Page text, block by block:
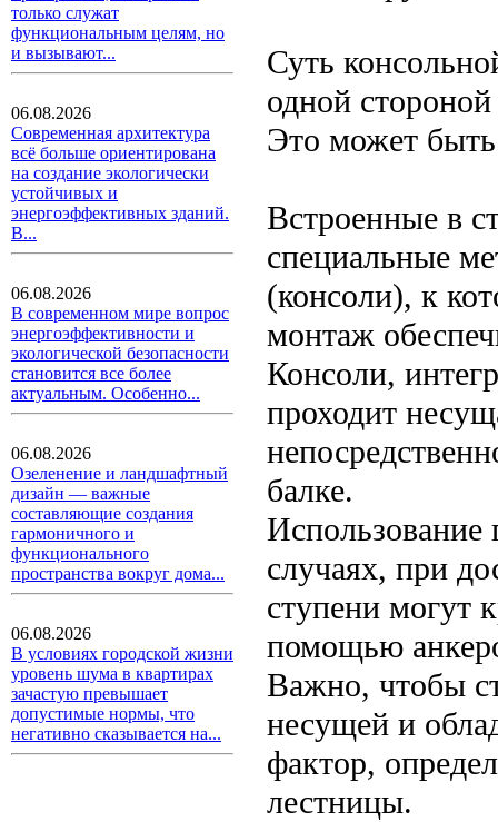
только служат
функциональным целям, но
и вызывают...
06.08.2026
Современная архитектура
всё больше ориентирована
на создание экологически
устойчивых и
энергоэффективных зданий.
В...
06.08.2026
В современном мире вопрос
энергоэффективности и
экологической безопасности
становится все более
актуальным. Особенно...
06.08.2026
Озеленение и ландшафтный
дизайн — важные
составляющие создания
гармоничного и
функционального
пространства вокруг дома...
06.08.2026
В условиях городской жизни
уровень шума в квартирах
зачастую превышает
допустимые нормы, что
негативно сказывается на...
Суть
одной
Это может
Встроенные в
специальные
(консоли), к
монтаж
Консоли,
проходит
балке.
случаях, при
ступени могут
помощью
Важно, чтобы
несущей и
фактор,
лестницы.